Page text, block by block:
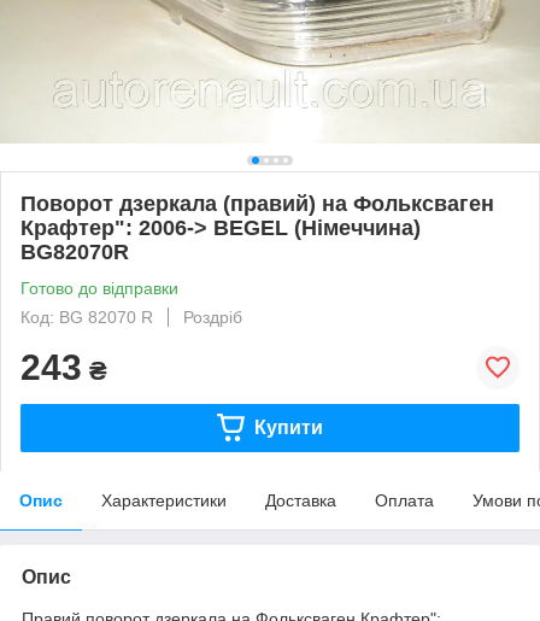
Поворот дзеркала (правий) на Фольксваген
Крафтер": 2006-> BEGEL (Німеччина)
BG82070R
Готово до відправки
Код: BG 82070 R
Роздріб
243 ₴
Купити
Опис Характеристики Доставка Оплата Умови
Опис